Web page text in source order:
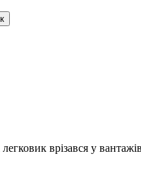
врізався у